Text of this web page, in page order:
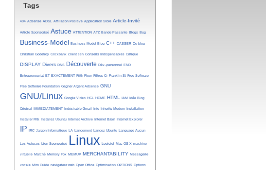
Tags
404 Adsense ADSL Affiliation Positive Application Store Article-Invité
Article Sponsorisé Astuce ATTENTION ATZ Bande Passante Blogs Bug
Business-Model Business Model Blog C++ CASSER Ce-blog
Christian Godefroy Clickbank client ssh Conseils Indispensables Critique
DISPLAY Divers DNS Découverte Dév.-personnel END
Entrepreneuriat ET EXACTEMENT Fifth Floor Filtres Cr Franklin St Free Software
Free Software Foundation Gagner Argent Adsense GNU
GNU/Linux Google Video HCL HOME HTML IAM Idée Blog
Original IMMEDIATEMENT Indésirable Gmail Info Inherits Modem Installation
Installer Fltk Installez Ubuntu Internet Archive Internet Bayn Internet Explorer
IP IRC Jargon Informatique LA Lancement Lancez Ubuntu Language Aucun
Les Astuces Lien Sponsorisé Linux Logiciel Mac-OS-X machine
virtuelle Marché Memory Fox MEMUP MERCHANTABILITY Messagerie
vocale Miro Guide navigateur web Open Office Optimisation OPTIONS Options